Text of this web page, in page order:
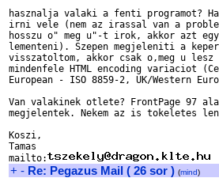
hasznalja valaki a fenti programot?
irni vele (nem az irassal van a
hosszu o" meg u"-t irok, akkor azt
lementeni). Szepen megjeleniti a
visszatoltom, akkor csak o,meg u
mindenfele HTML encoding variaciot
European - ISO 8859-2, UK/Western
Van valakinek otlete? FrontPage 97
megjelentek. Nekem az is tokeletes
Koszi,
Tamas
mailto:
+ - Re: Pegazus Mail ( 26 sor ) (mind)